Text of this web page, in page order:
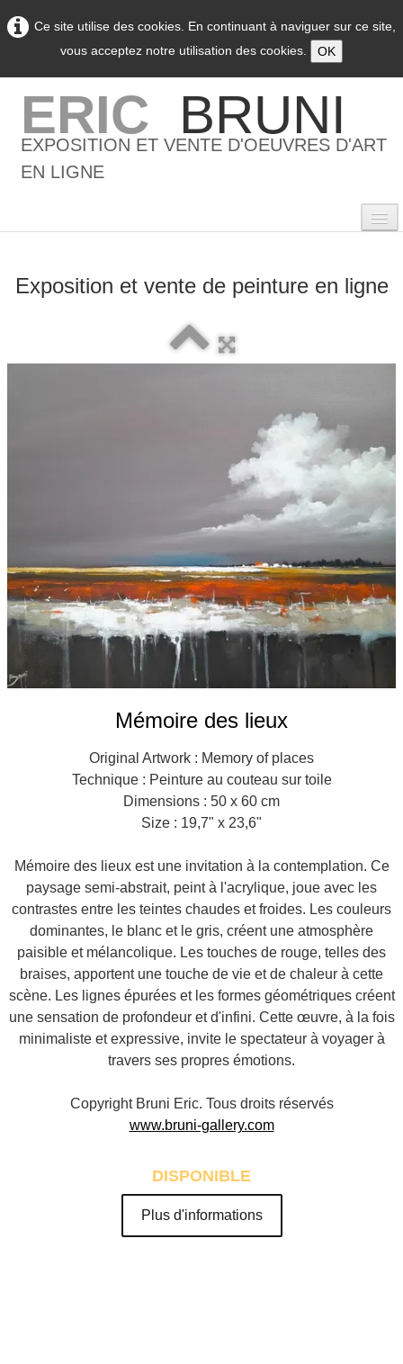
Ce site utilise des cookies. En continuant à naviguer sur ce site,
vous acceptez notre utilisation des cookies.
OK
ERIC BRUNI
EXPOSITION ET VENTE D'OEUVRES D'ART
EN LIGNE
0
L'artiste
Newsletter
BLOG
Français
Exposition et vente de peinture en ligne
Mémoire des lieux
Original Artwork : Memory of places
Technique : Peinture au couteau sur toile
Dimensions : 50 x 60 cm
Size : 19,7" x 23,6"
Mémoire des lieux est une invitation à la contemplation. Ce
paysage semi-abstrait, peint à l'acrylique, joue avec les
contrastes entre les teintes chaudes et froides. Les couleurs
dominantes, le blanc et le gris, créent une atmosphère
paisible et mélancolique. Les touches de rouge, telles des
braises, apportent une touche de vie et de chaleur à cette
scène. Les lignes épurées et les formes géométriques créent
une sensation de profondeur et d'infini. Cette œuvre, à la fois
minimaliste et expressive, invite le spectateur à voyager à
travers ses propres émotions.
Copyright Bruni Eric. Tous droits réservés
www.bruni-gallery.com
DISPONIBLE
Plus d'informations